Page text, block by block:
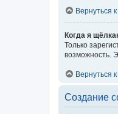
Вернуться
Когда я
Только
возможность.
Вернуться
Создание